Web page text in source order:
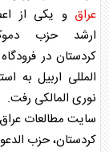
عراق و یکی از
ارشد حزب
کردستان در
المللی اربیل به
نوری المالکی رفت.
سایت مطالعات عراق
کردستان، حزب